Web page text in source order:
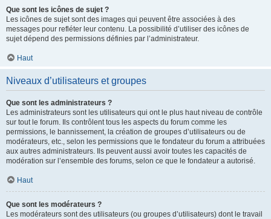
Que sont les icônes de sujet ?
Les icônes de sujet sont des images qui peuvent être associées à des
messages pour refléter leur contenu. La possibilité d’utiliser des icônes de
sujet dépend des permissions définies par l’administrateur.
Haut
Niveaux d’utilisateurs et groupes
Que sont les administrateurs ?
Les administrateurs sont les utilisateurs qui ont le plus haut niveau de contrôle
sur tout le forum. Ils contrôlent tous les aspects du forum comme les
permissions, le bannissement, la création de groupes d’utilisateurs ou de
modérateurs, etc., selon les permissions que le fondateur du forum a attribuées
aux autres administrateurs. Ils peuvent aussi avoir toutes les capacités de
modération sur l’ensemble des forums, selon ce que le fondateur a autorisé.
Haut
Que sont les modérateurs ?
Les modérateurs sont des utilisateurs (ou groupes d’utilisateurs) dont le travail